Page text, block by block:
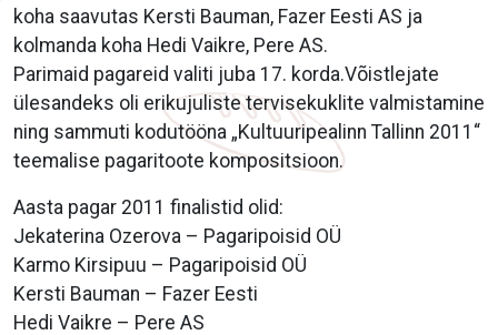
koha saavutas Kersti Bauman, Fazer Eesti AS ja
kolmanda koha Hedi Vaikre, Pere AS.
Parimaid pagareid valiti juba 17. korda.Võistlejate
ülesandeks oli erikujuliste tervisekuklite valmistamine
ning sammuti kodutööna „Kultuuripealinn Tallinn 2011“
teemalise pagaritoote kompositsioon.
Aasta pagar 2011 finalistid olid:
Jekaterina Ozerova – Pagaripoisid OÜ
Karmo Kirsipuu – Pagaripoisid OÜ
Kersti Bauman – Fazer Eesti
Hedi Vaikre – Pere AS